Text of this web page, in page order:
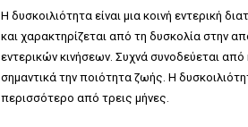
Η δυσκοιλιότητα είναι μια κοινή εντερική
και χαρακτηρίζεται από τη δυσκολία στην
εντερικών κινήσεων. Συχνά συνοδεύεται
σημαντικά την ποιότητα ζωής. Η
περισσότερο από τρεις μήνες.